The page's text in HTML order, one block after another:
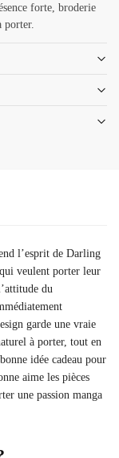
forte, broderie
porter.
l’esprit de Darling
veulent porter leur
du
garde une vraie
à porter, tout en
idée cadeau pour
aime les pièces
une passion manga